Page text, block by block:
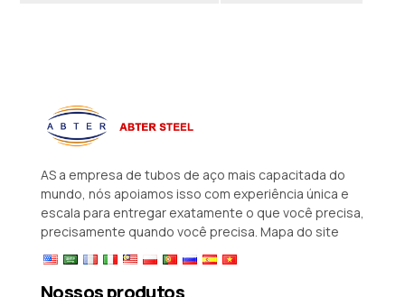
AS a empresa de tubos de aço mais capacitada do
mundo, nós apoiamos isso com experiência única e
escala para entregar exatamente o que você precisa,
precisamente quando você precisa. Mapa do site
Nossos produtos